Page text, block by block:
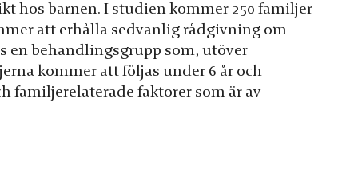
hos barnen. I studien kommer 250 familjer
att erhålla sedvanlig rådgivning om
en behandlingsgrupp som, utöver
kommer att följas under 6 år och
familjerelaterade faktorer som är av